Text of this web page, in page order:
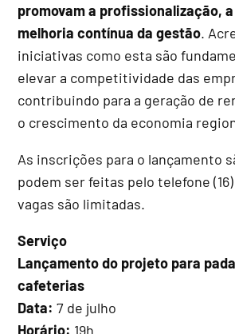
promovam a profissionalização,
melhoria contínua da gestão.
iniciativas como esta são
elevar a competitividade das
contribuindo para a geração de
o crescimento da economia
As inscrições para o lançamento
podem ser feitas pelo telefone (16)
vagas são limitadas.
Serviço
Lançamento do projeto para
cafeterias
Data: 7 de julho
Horário: 19h